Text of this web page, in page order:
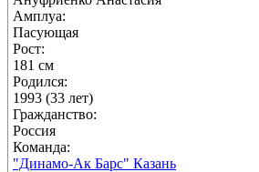
Амплуа:
Пасующая
Рост:
181 см
Родился:
1993 (33 лет)
Гражданство:
Россия
Команда:
"Динамо-Ак Барс" Казань